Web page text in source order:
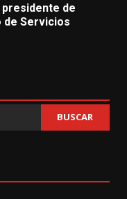
de
de Servicios
BUSCAR